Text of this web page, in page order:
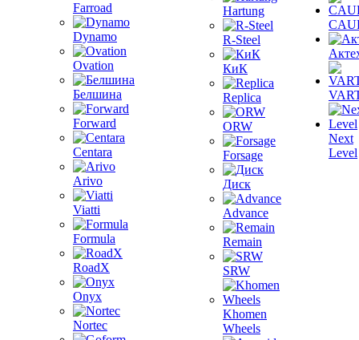
Farroad
Dynamo
Ovation
Белшина
Forward
Centara
Arivo
Viatti
Formula
RoadX
Onyx
Nortec
Hartung
R-Steel
КиК
Replica
ORW
Forsage
Диск
Advance
Remain
SRW
Khomen
Wheels
Next
Level